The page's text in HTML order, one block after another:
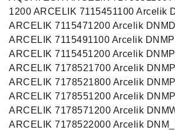
1200 ARCELIK 7115451100 Arcelik
ARCELIK 7115471200 Arcelik
ARCELIK 7115491100 Arcelik
ARCELIK 7115451200 Arcelik
ARCELIK 7178521700 Arcelik
ARCELIK 7178521800 Arcelik
ARCELIK 7178551200 Arcelik
ARCELIK 7178571200 Arcelik
ARCELIK 7178522000 Arcelik